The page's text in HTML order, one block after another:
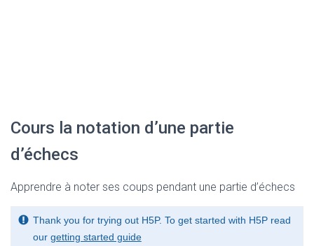
Cours la notation d’une partie
d’échecs
Apprendre à noter ses coups pendant une partie d’échecs